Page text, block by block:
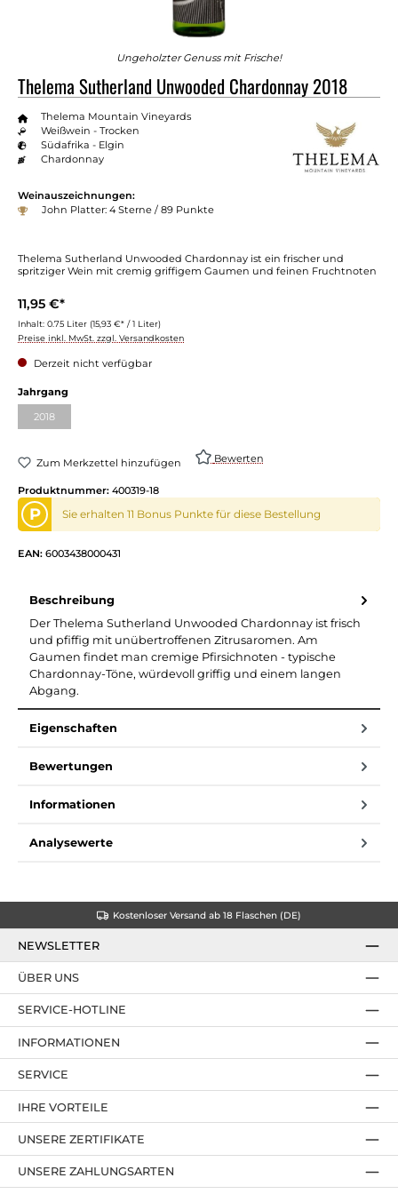
Ungeholzter Genuss mit Frische!
Thelema Sutherland Unwooded Chardonnay 2018
Thelema Mountain Vineyards
Weißwein - Trocken
Südafrika - Elgin
Chardonnay
Weinauszeichnungen:
John Platter: 4 Sterne / 89 Punkte
Thelema Sutherland Unwooded Chardonnay ist ein frischer und
spritziger Wein mit cremig griffigem Gaumen und feinen Fruchtnoten
11,95 €*
Inhalt: 0.75 Liter (15,93 €* / 1 Liter)
Preise inkl. MwSt. zzgl. Versandkosten
Derzeit nicht verfügbar
Jahrgang
2018(Diese Option ist zurzeit nicht verfügbar.)
Zum Merkzettel hinzufügen Bewerten
Produktnummer: 400319-18
P Sie erhalten 11 Bonus Punkte für diese Bestellung
EAN: 6003438000431
Beschreibung
Der Thelema Sutherland Unwooded Chardonnay ist frisch
und pfiffig mit unübertroffenen Zitrusaromen. Am
Gaumen findet man cremige Pfirsichnoten - typische
Chardonnay-Töne, würdevoll griffig und einem langen
Abgang.
Eigenschaften
Bewertungen
Informationen
Analysewerte
Kostenloser Versand ab 18 Flaschen (DE)
NEWSLETTER
SERVICE-HOTLINE
IHRE VORTEILE
UNSERE ZAHLUNGSARTEN
ÜBER UNS
UNSERE ZERTIFIKATE
INFORMATIONEN
SERVICE